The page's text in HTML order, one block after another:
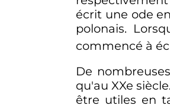
écrit une ode
polonais.
commencé à
De
qu'au XXe
être utiles en